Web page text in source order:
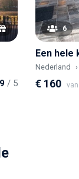
/ 5
6
Een hele
Nederland
€ 160